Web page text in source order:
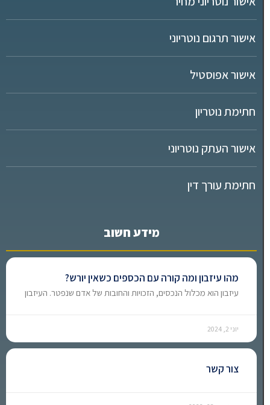
אישור תרגום נוטריוני
אישור אפוסטיל
חתימת נוטריון
אישור העתק נוטריוני
חתימת עורך דין
מידע חשוב
מהו עיזבון ומה קורה עם הכספים כשאין יורש?
עיזבון הוא מכלול הנכסים, הזכויות והחובות של אדם שנפטר. העיזבון
יוני 2, 2024
צור קשר